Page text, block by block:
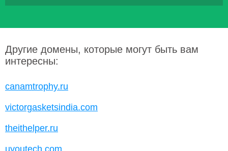
Другие домены, которые могут быть вам
интересны:
canamtrophy.ru
victorgasketsindia.com
theithelper.ru
uyoutech.com